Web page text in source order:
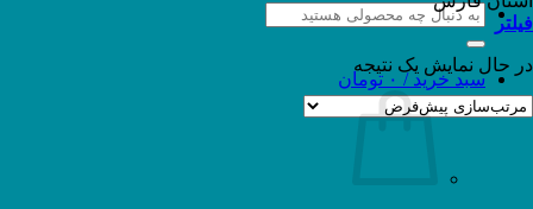
جستجو
برای:
سبد خرید / ۰ تومان
فیلتر
در حال نمایش یک نتیجه